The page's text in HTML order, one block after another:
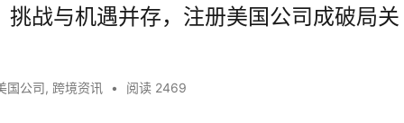
挑战与机遇并存，注册美国公司成破局关
国公司, 跨境资讯 • 阅读 2469